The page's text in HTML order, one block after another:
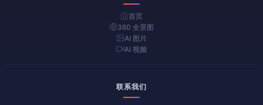
首页
360 全景图
AI 图片
AI 视频
联系我们